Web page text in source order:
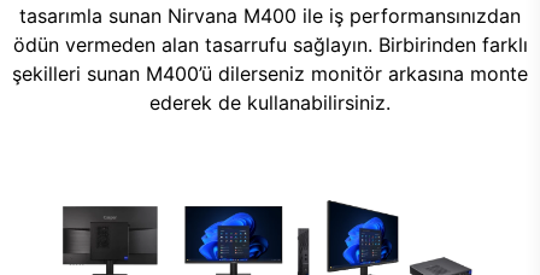
tasarımla sunan Nirvana M400 ile iş performansınızdan
ödün vermeden alan tasarrufu sağlayın. Birbirinden farklı
şekilleri sunan M400’ü dilerseniz monitör arkasına monte
ederek de kullanabilirsiniz.